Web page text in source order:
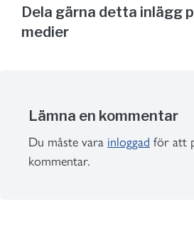
Dela gärna detta inlägg
medier
Lämna en kommentar
Du måste vara inloggad för att
kommentar.